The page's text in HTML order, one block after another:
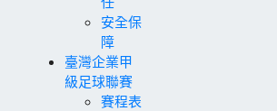
安全保
障
臺灣企業甲
級足球聯賽
賽程表